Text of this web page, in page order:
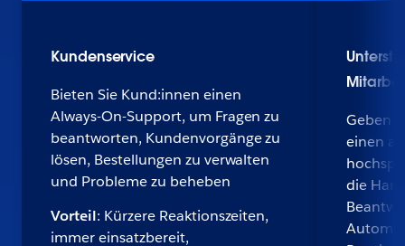
Kundenservice
Bieten Sie Kund:innen einen
Always-On-Support, um Fragen zu
beantworten, Kundenvorgänge zu
lösen, Bestellungen zu verwalten
und Probleme zu beheben
Vorteil: Kürzere Reaktionszeiten,
immer einsatzbereit,
Geben
einen
die